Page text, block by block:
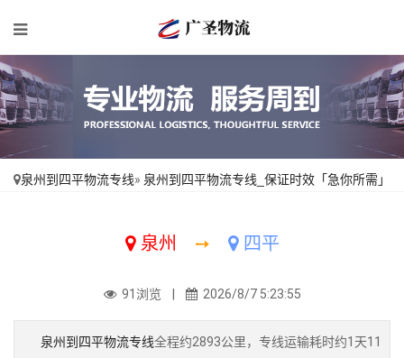
泉州到四平物流专线» 泉州到四平物流专线_保证时效「急你所需」
泉州 ➙ 四平
91浏览 | 2026/8/7 5:23:55
泉州到四平物流专线全程约2893公里，专线运输耗时约1天11